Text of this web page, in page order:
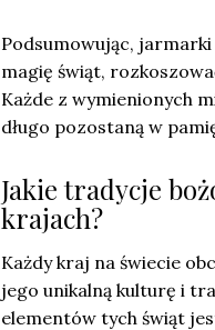
Podsumowując,
magię świąt,
Każde z wymienionych
długo pozostaną w
Jakie tradycje
krajach?
Każdy kraj na świecie
jego unikalną kulturę i
elementów tych świąt